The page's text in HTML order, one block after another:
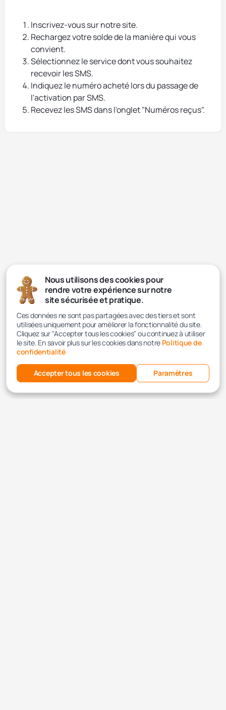
Inscrivez-vous sur notre site.
Rechargez votre solde de la manière qui vous
convient.
Sélectionnez le service dont vous souhaitez
recevoir les SMS.
Indiquez le numéro acheté lors du passage de
l'activation par SMS.
Recevez les SMS dans l'onglet "Numéros reçus".
Nous utilisons des cookies pour
rendre votre expérience sur notre
site sécurisée et pratique.
Ces données ne sont pas partagées avec des tiers et sont
utilisées uniquement pour améliorer la fonctionnalité du site.
Cliquez sur "Accepter tous les cookies" ou continuez à utiliser
le site. En savoir plus sur les cookies dans notre Politique de
confidentialité
Accepter tous les cookies Paramètres